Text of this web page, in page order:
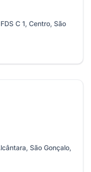
C 1, Centro, São
São Gonçalo,